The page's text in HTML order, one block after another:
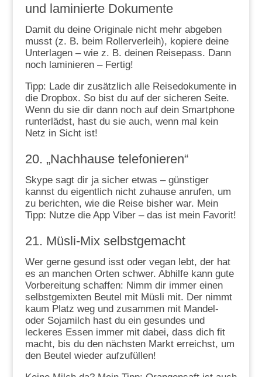
und laminierte Dokumente
Damit du deine Originale nicht mehr abgeben
musst (z. B. beim Rollerverleih), kopiere deine
Unterlagen – wie z. B. deinen Reisepass. Dann
noch laminieren – Fertig!
Tipp: Lade dir zusätzlich alle Reisedokumente in
die Dropbox. So bist du auf der sicheren Seite.
Wenn du sie dir dann noch auf dein Smartphone
runterlädst, hast du sie auch, wenn mal kein
Netz in Sicht ist!
20. „Nachhause telefonieren“
Skype sagt dir ja sicher etwas – günstiger
kannst du eigentlich nicht zuhause anrufen, um
zu berichten, wie die Reise bisher war. Mein
Tipp: Nutze die App Viber – das ist mein Favorit!
21. Müsli-Mix selbstgemacht
Wer gerne gesund isst oder vegan lebt, der hat
es an manchen Orten schwer. Abhilfe kann gute
Vorbereitung schaffen: Nimm dir immer einen
selbstgemixten Beutel mit Müsli mit. Der nimmt
kaum Platz weg und zusammen mit Mandel-
oder Sojamilch hast du ein gesundes und
leckeres Essen immer mit dabei, dass dich fit
macht, bis du den nächsten Markt erreichst, um
den Beutel wieder aufzufüllen!